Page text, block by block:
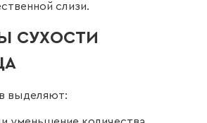
слизи.
СУХОСТИ
выделяют: